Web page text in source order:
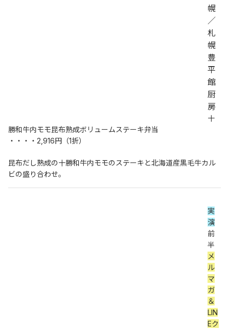
幌
／
札
幌
豊
平
館
厨
房
十
勝和牛内モモ昆布熟成ボリュームステーキ弁当
・・・・2,916円（1折）
昆布だし熟成の十勝和牛内モモのステーキと北海道産黒毛牛カル
ビの盛り合わせ。
実
演
前
半
メ
ル
マ
ガ
＆
LIN
Eク